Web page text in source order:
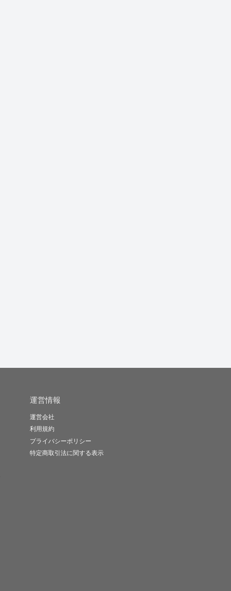
運営情報
運営会社
利用規約
プライバシーポリシー
特定商取引法に関する表示